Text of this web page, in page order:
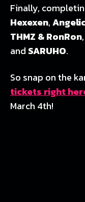
Finally,
Hexexen,
THMZ & RonRon,
and SARUHO.
So snap on the
tickets right
March 4th!